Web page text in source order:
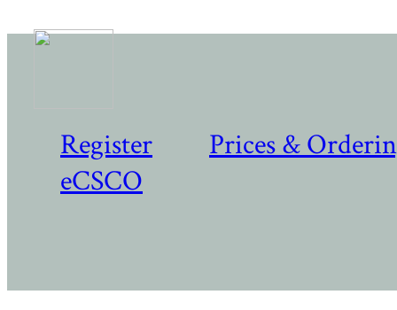
Register
Prices &
eCSCO